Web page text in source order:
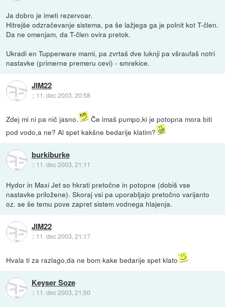
Ja dobro je imeti rezervoar.
Hitrejše odzračevanje sistema, pa še lažjega ga je polnit kot T-člen.
Da ne omenjam, da T-člen ovira pretok.
Ukradi en Tupperware mami, pa zvrtaš dve luknji pa všraufaš notri
nastavke (primerne premeru cevi) - smrekice.
JIM22
:: 11. dec 2003, 20:58
Zdej mi ni pa nič jasno.
Če imaš pumpo,ki je potopna mora biti
pod vodo,a ne? Al spet kakšne bedarije klatim?
burkiburke
:: 11. dec 2003, 21:11
Hydor in Maxi Jet so hkrati pretočne in potopne (dobiš vse
nastavke priložene). Skoraj vsi pa uporabljajo pretočno varijanto
oz. se še temu pove zapret sistem vodnega hlajenja.
JIM22
:: 11. dec 2003, 21:17
Hvala ti za razlago,da ne bom kake bedarije spet klato
Keyser Soze
:: 11. dec 2003, 21:50